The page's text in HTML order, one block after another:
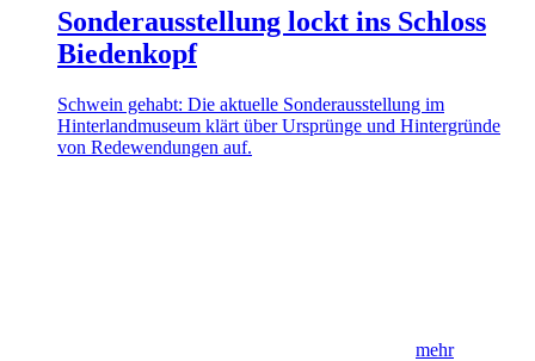
Sonderausstellung lockt ins Schloss
Biedenkopf
Schwein gehabt: Die aktuelle Sonderausstellung im
Hinterlandmuseum klärt über Ursprünge und Hintergründe
von Redewendungen auf.
mehr